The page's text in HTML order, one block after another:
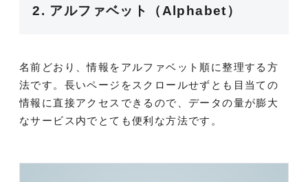
2. アルファベット（Alphabet）
名前どおり、情報をアルファベット順に整理する方
法です。長いページをスクロールせずとも目当ての
情報に直接アクセスできるので、データの量が膨大
なサービス内でとても便利な方法です。